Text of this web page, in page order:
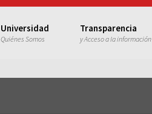
Universidad
Quiénes Somos
Transparencia
y Acceso a la información